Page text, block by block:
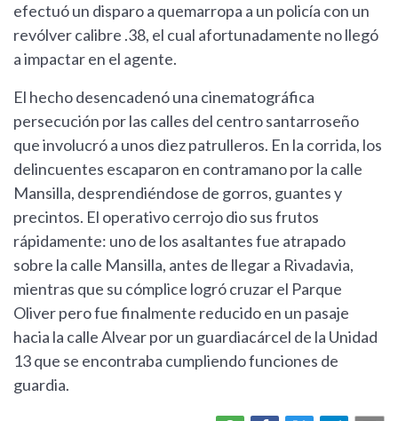
efectuó un disparo a quemarropa a un policía con un
revólver calibre .38, el cual afortunadamente no llegó
a impactar en el agente.
El hecho desencadenó una cinematográfica
persecución por las calles del centro santarroseño
que involucró a unos diez patrulleros. En la corrida, los
delincuentes escaparon en contramano por la calle
Mansilla, desprendiéndose de gorros, guantes y
precintos. El operativo cerrojo dio sus frutos
rápidamente: uno de los asaltantes fue atrapado
sobre la calle Mansilla, antes de llegar a Rivadavia,
mientras que su cómplice logró cruzar el Parque
Oliver pero fue finalmente reducido en un pasaje
hacia la calle Alvear por un guardiacárcel de la Unidad
13 que se encontraba cumpliendo funciones de
guardia.